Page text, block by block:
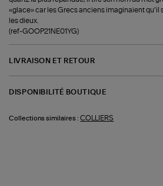
«glace» car les Grecs anciens imaginaient qu’il
les dieux.
(ref-GOOP21NE01YG)
LIVRAISON ET RETOUR
DISPONIBILITÉ BOUTIQUE
Collections similaires : COLLIERS